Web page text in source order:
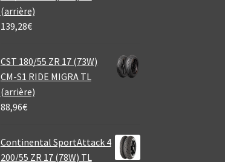
(arrière)
139,28€
CST 180/55 ZR 17 (73W)
CM-S1 RIDE MIGRA TL
(arrière)
88,96€
Continental SportAttack 4
200/55 ZR 17 (78W) TL